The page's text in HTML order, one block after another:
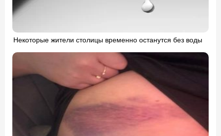
Некоторые жители столицы временно останутся без воды